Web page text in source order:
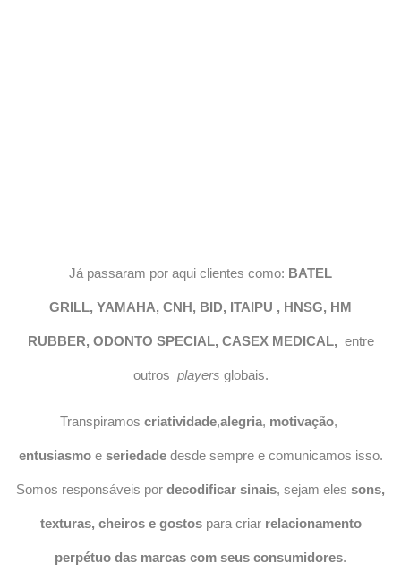
Já passaram por aqui clientes como: BATEL
GRILL, YAMAHA, CNH, BID, ITAIPU , HNSG, HM
RUBBER, ODONTO SPECIAL, CASEX MEDICAL, entre
outros players globais.
Transpiramos criatividade,alegria, motivação,
entusiasmoe seriedade desde sempre e comunicamos isso.
Somos responsáveis por decodificar sinais, sejam eles sons,
texturas, cheiros e gostospara criar relacionamento
perpétuo das marcas com seus consumidores.